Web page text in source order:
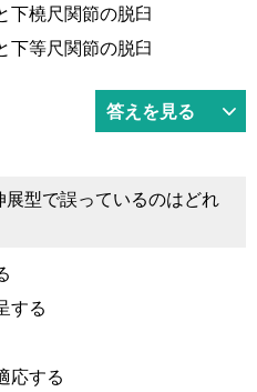
下橈尺関節の脱臼
下等尺関節の脱臼
答えを見る
展型で誤っているのはどれ
する
応する